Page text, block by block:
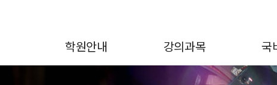
학원안내 강의과목 국